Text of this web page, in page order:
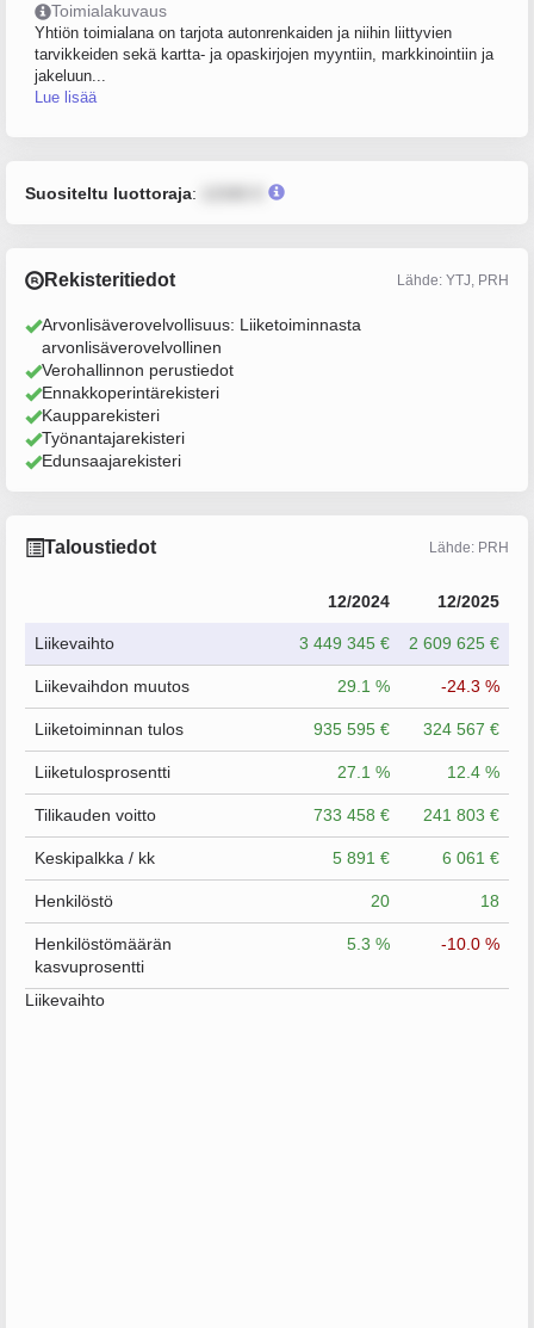
Toimialakuvaus
Yhtiön toimialana on tarjota autonrenkaiden ja niihin liittyvien
tarvikkeiden sekä kartta- ja opaskirjojen myyntiin, markkinointiin ja
jakeluun...
Lue lisää
Suositeltu luottoraja:
Rekisteritiedot Lähde: YTJ, PRH
Arvonlisäverovelvollisuus: Liiketoiminnasta
arvonlisäverovelvollinen
Verohallinnon perustiedot
Ennakkoperintärekisteri
Kaupparekisteri
Työnantajarekisteri
Edunsaajarekisteri
Taloustiedot Lähde: PRH
12/2024 12/2025
Liikevaihto 3 449 345 € 2 609 625 €
Liikevaihdon muutos 29.1 % -24.3 %
Liiketoiminnan tulos 935 595 € 324 567 €
Liiketulosprosentti 27.1 % 12.4 %
Tilikauden voitto 733 458 € 241 803 €
Keskipalkka / kk 5 891 € 6 061 €
Henkilöstö 20 18
Henkilöstömäärän
kasvuprosentti
5.3 % -10.0 %
Liikevaihto